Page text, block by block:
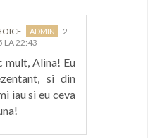
2
LA 22:43
mult, Alina! Eu
si din
iau si eu ceva